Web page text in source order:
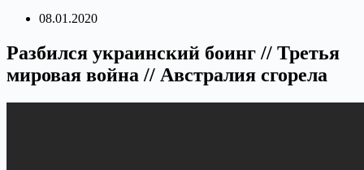
08.01.2020
Разбился украинский боинг // Третья
мировая война // Австралия сгорела